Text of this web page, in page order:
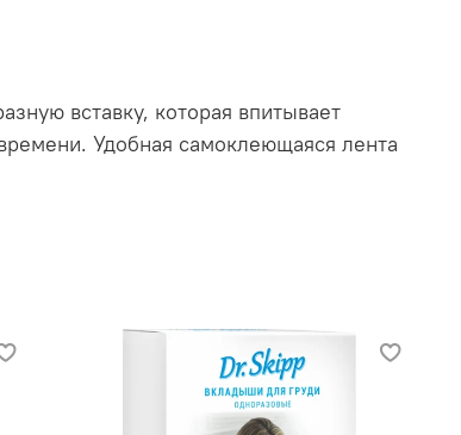
вставку, которая впитывает
Удобная самоклеющаяся лента